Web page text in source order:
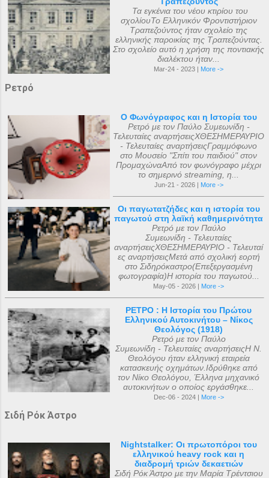
Τα εγκένια του νέου κτιρίου του
σχολίουΤο Ελληνικόν Φροντιστήριον
Τραπεζούντος ήταν σχολείο της
ελληνικής παροικίας της Τραπεζούντας.
Στο σχολείο αυτό η χρήση της ποντιακής
διαλέκτου ήταν...
Mar-24 - 2023 | More ->
Ρετρό
Ο Φωνόγραφος και η Ιστορία του
Ρετρό με τον Παύλο Συμεωνίδη -
Τελευταίες αναρτήσειςΧΘΕΣΗΜΕΡΑΥΡΙΟ
- Τελευταίες αναρτήσειςΓραμμόφωνο
στο Μουσείο "Σπίτι του παιδιού" στον
ΠρομαχώναΑπό τον φωνόγραφο μέχρι
το σημερινό streaming, η...
Jun-21 - 2026 | More ->
Οι παγωτατζήδες και η ιστορία του
παγωτού στη λαϊκή καθημερινότητα
Ρετρό με τον Παύλο
Συμεωνίδη - Τελευταίες
αναρτήσειςΧΘΕΣΗΜΕΡΑΥΡΙΟ - Τελευταί
ες αναρτήσειςΜετά από σχολική εορτή
στο Σιδηρόκαστρο(Επεξεργασμένη
φωτογραφία)Η ιστορία του παγωτού...
May-05 - 2026 | More ->
ΡΕΤΡΟ : Η Ιστορία του Πρώτου
Ελληνικού Αυτοκινήτου – Νίκος
Θεολόγος (1918)
Ρετρό με τον Παύλο
Συμεωνίδη - Τελευταίες αναρτήσειςΗ Ν.
Θεολόγου ήταν ελληνική εταιρεία
κατασκευής οχημάτων.Ιδρύθηκε από
τον Νίκο Θεολόγου, Έλληνα μηχανικό
αυτοκινήτων ο οποίος εργάσθηκε...
Dec-06 - 2024 | More ->
Σιδή Ρόκ Άστρο
Nightstalker: Οι πρωτοπόροι του
ελληνικού heavy rock και η
διαδρομή τριών δεκαετιών
Σιδή Ρόκ Άστρο με την Μαρία Τρέντσιου